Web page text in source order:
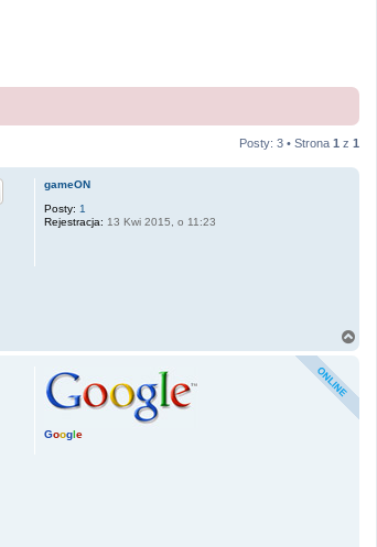
Posty: 3 • Strona 1 z 1
gameON
Posty: 1
Rejestracja: 13 Kwi 2015, o 11:23
r
Google